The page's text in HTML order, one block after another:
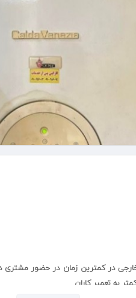
در کمترین زمان در حضور مشتری